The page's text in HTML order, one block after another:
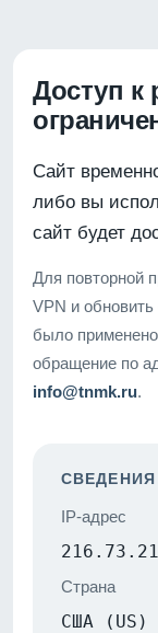
Доступ к
Сайт
либо вы
сайт будет
Для повторной
VPN и обновить
было
обращение по
info@tnmk.ru.
СВЕДЕНИЯ
IP-адрес
Страна
США (US)